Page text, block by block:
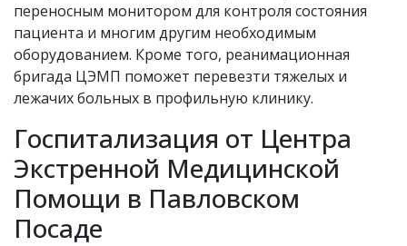
переносным монитором для контроля состояния
пациента и многим другим необходимым
оборудованием. Кроме того, реанимационная
бригада ЦЭМП поможет перевезти тяжелых и
лежачих больных в профильную клинику.
Госпитализация от Центра
Экстренной Медицинской
Помощи в Павловском
Посаде